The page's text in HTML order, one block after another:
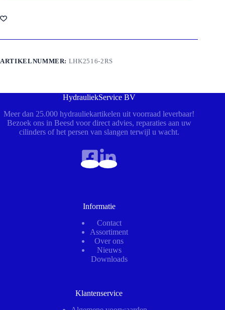
ARTIKELNUMMER: LHK2516-2RS
HydrauliekService BV
Meer dan 25.000 hydrauliekartikelen uit voorraad leverbaar!
Bezoek ons in Beesd voor direct advies, reparaties aan uw
cilinders of het persen van slangen terwijl u wacht.
Informatie
Contact
Assortiment
Over ons
Nieuws
Downloads
Klantenservice